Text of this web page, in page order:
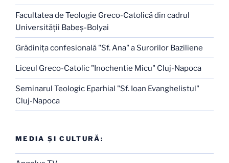
Facultatea de Teologie Greco-Catolică din cadrul
Universităţii Babeş-Bolyai
Grădiniţa confesională "Sf. Ana" a Surorilor Baziliene
Liceul Greco-Catolic "Inochentie Micu" Cluj-Napoca
Seminarul Teologic Eparhial "Sf. Ioan Evanghelistul"
Cluj-Napoca
MEDIA ŞI CULTURĂ: